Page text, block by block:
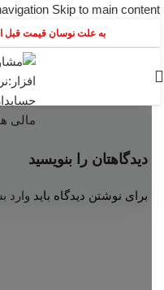
Skip to main content
به علت نوسان قیمت قبل
دیدگاهتان را بنویسید
برای نوشتن دیدگاه باید وارد